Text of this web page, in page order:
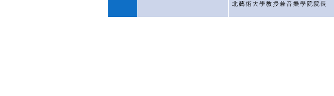
北藝術大學教授兼音樂學院院長